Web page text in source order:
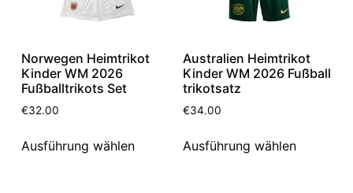
Norwegen Heimtrikot
Kinder WM 2026
Fußballtrikots Set
€32.00
Ausführung wählen
Australien Heimtrikot
Kinder WM 2026 Fußball
trikotsatz
€34.00
Ausführung wählen